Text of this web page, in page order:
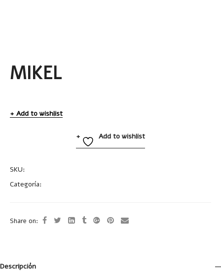
MIKEL
Add to wishlist
Add to wishlist
SKU:
Categoría:
Share on:
Descripción